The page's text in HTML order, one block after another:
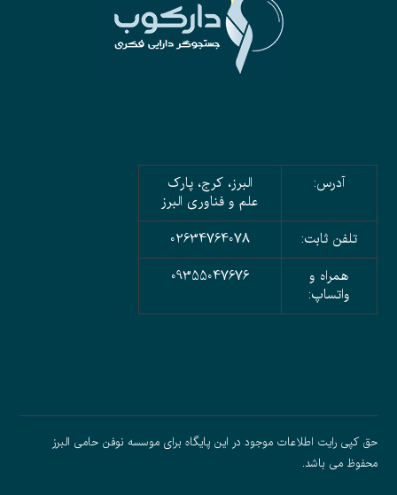
آدرس:
البرز، کرج، پارک
علم و فناوری البرز
تلفن ثابت:
02634764078
همراه و
واتساپ:
09355047676
حق کپی رایت اطلاعات موجود در این پایگاه برای موسسه نوفن حامی البرز
محفوظ می باشد.